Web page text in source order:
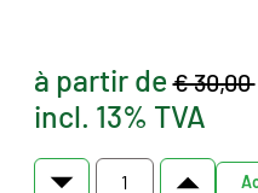
à partir de€ 30,00
incl. 13% TVA